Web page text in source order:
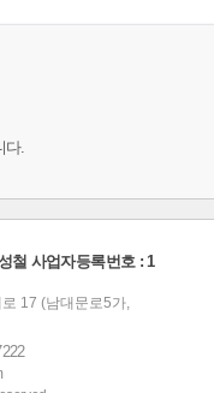
다.
철 사업자등록번호 : 1
17 (남대문로5가,